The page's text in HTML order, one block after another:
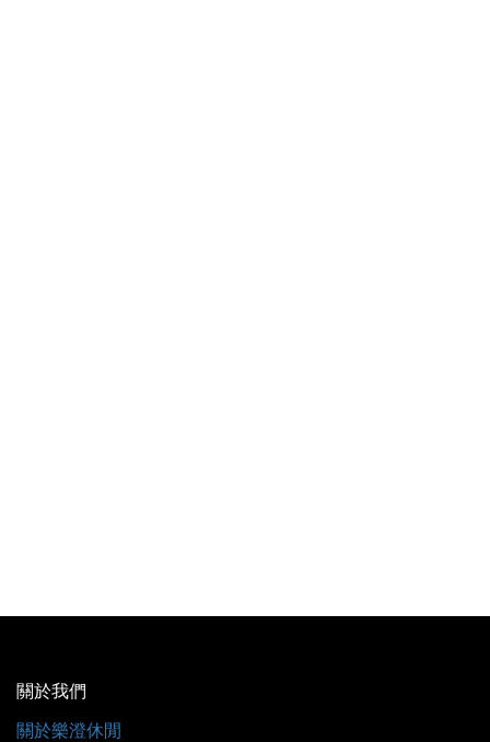
關於我們
關於樂澄休閒